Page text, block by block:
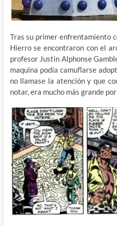
Tras su primer enfrentamiento
Hierro se encontraron con el
profesor Justin Alphonse
maquina podía camuflarse
no llamase la atención y que
notar, era mucho más grande